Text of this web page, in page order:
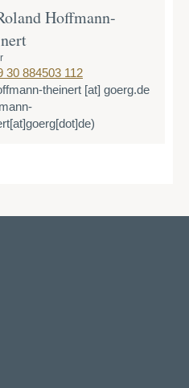
Hoffmann-
30 884503 112
theinert [at] goerg.de